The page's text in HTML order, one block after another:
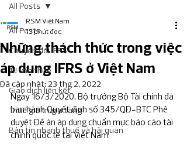
All Posts
Chuyển đổi IFRS
Tư vấn thuế
Giao dịch liên kết
Thuế giá trị gia tăng
Bản tin nhanh thuế và hải quan
All Posts
Những thách thức trong việc
áp dụng IFRS ở Việt Nam
RSM Việt Nam
13 phút đọc
Đã cập nhật: 23 thg 2, 2022
Ngày 16/3/2020, Bộ trưởng Bộ Tài chính đã
ban hành Quyết định số 345/QĐ-BTC Phê
duyệt Đề án áp dụng chuẩn mực báo cáo tài
chính quốc tế tại Việt Nam